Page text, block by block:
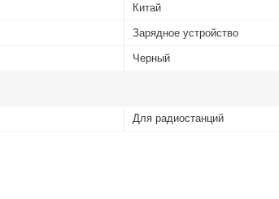
Китай
Зарядное устройство
Черный
Для радиостанций